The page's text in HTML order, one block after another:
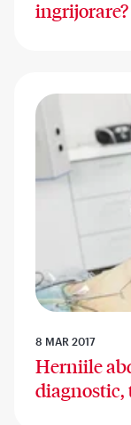
ingrijorare?
8 MAR 2017
Herniile